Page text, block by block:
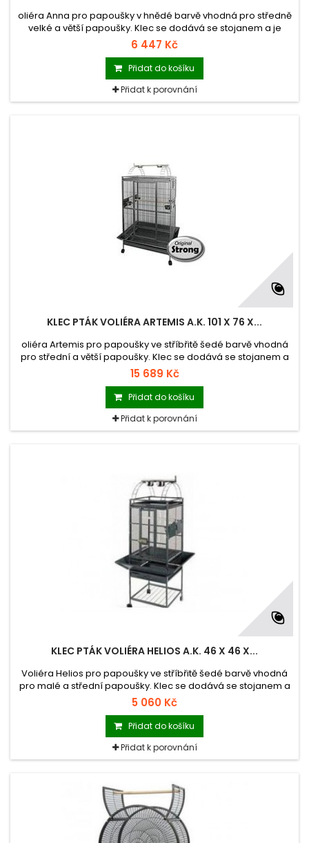
oliéra Anna pro papoušky v hnědé barvě vhodná pro středně
velké a větší papoušky. Klec se dodává se stojanem a je
vybavená kolečky, čímž je umožněna pojízdnost klece a
spodními ochrannými bočními lištami proti znečišťování okolí
klece. U tohoto zboží je možný pouze osobní odběr.
6 447 Kč
Přidat do košíku
Přidat k porovnání
KLEC PTÁK VOLIÉRA ARTEMIS A.K. 101 X 76 X...
oliéra Artemis pro papoušky ve stříbřitě šedé barvě vhodná
pro střední a větší papoušky. Klec se dodává se stojanem a
je vybavená kolečky, čímž je umožněna pojízdnost klece a
spodními ochrannými bočními lištami proti znečišťování okolí
klece. U TOHOTO ZBOŽÍ JE MOŽNÝ POUZE OSOBNÍ ODBĚR.
15 689 Kč
Přidat do košíku
Přidat k porovnání
KLEC PTÁK VOLIÉRA HELIOS A.K. 46 X 46 X...
Voliéra Helios pro papoušky ve stříbřitě šedé barvě vhodná
pro malé a střední papoušky. Klec se dodává se stojanem a
je vybavená kolečky, čímž je umožněna pojízdnost klece a
spodními ochrannými bočními lištami proti znečišťování okolí
klece.
5 060 Kč
Přidat do košíku
Přidat k porovnání